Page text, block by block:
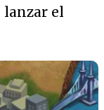
lanzar el